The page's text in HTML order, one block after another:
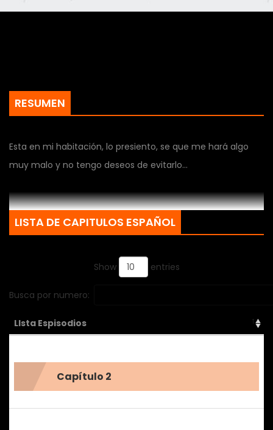
RESUMEN
Esta en mi habitación, lo presiento, se que me hará algo
muy malo y no tengo deseos de evitarlo…
LISTA DE CAPITULOS ESPAÑOL
Show entries
Busca por numero:
LIsta Espisodios
Capítulo 2